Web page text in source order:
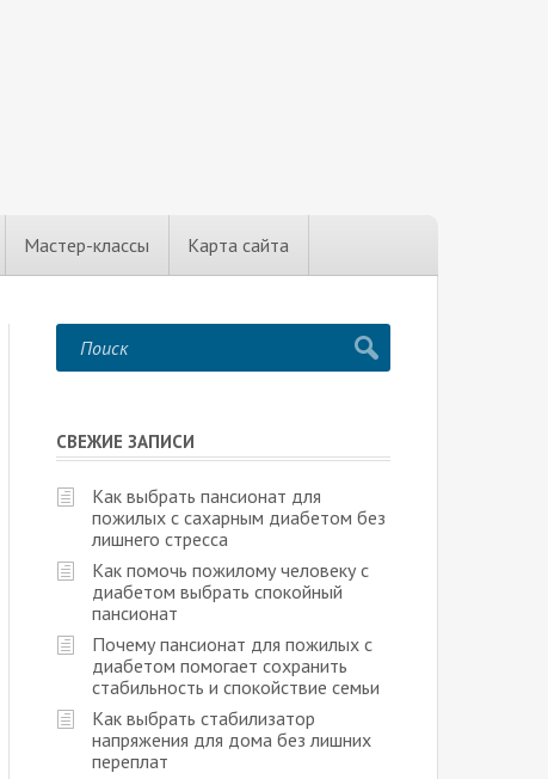
Мастер-классы Карта сайта
СВЕЖИЕ ЗАПИСИ
Как выбрать пансионат для
пожилых с сахарным диабетом без
лишнего стресса
Как помочь пожилому человеку с
диабетом выбрать спокойный
пансионат
Почему пансионат для пожилых с
диабетом помогает сохранить
стабильность и спокойствие семьи
Как выбрать стабилизатор
напряжения для дома без лишних
переплат